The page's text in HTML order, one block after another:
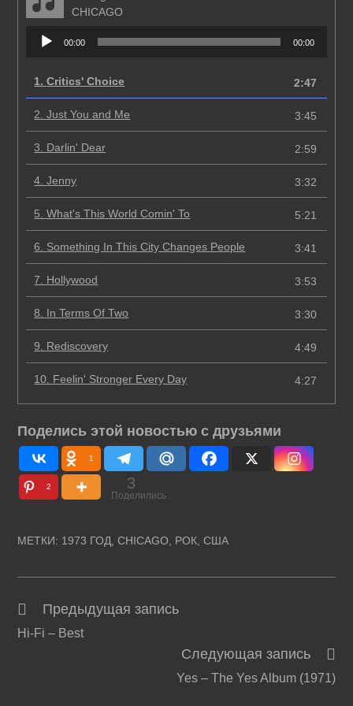
CHICAGO
Аудиоплеер
00:00 00:00
1.Critics' Choice 2:47
2.Just You and Me 3:45
3. Darlin' Dear 2:59
4.Jenny 3:32
5.What's This World Comin' To 5:21
6. Something In This City Changes People 3:41
7. Hollywood 3:53
8. In Terms Of Two 3:30
9. Rediscovery 4:49
10. Feelin' Stronger Every Day 4:27
Поделись этой новостью с друзьями
1
2 3
Поделились
МЕТКИ: 1973 ГОД CHICAGO РОК США
Читать
далее
Предыдущая запись
Hi-Fi – Best
Следующая запись
Yes – The Yes Album (1971)